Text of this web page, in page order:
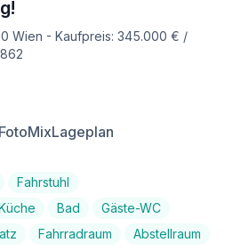
Wien - Kaufpreis: 345.000 € /
FotoMixLageplan
Fahrstuhl
Bad
Gäste-WC
Fahrradraum
Abstellraum